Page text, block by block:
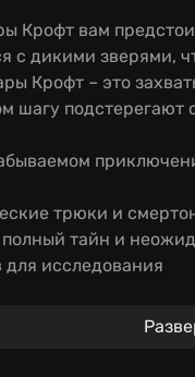
Крофт вам
с дикими зверями,
Крофт – это
шагу
трюки и
тайн и
для исследования